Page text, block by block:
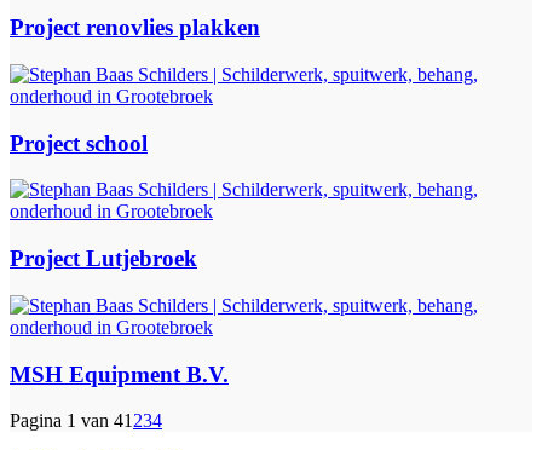
Project renovlies plakken
Project school
Project Lutjebroek
MSH Equipment B.V.
Pagina 1 van 41 234